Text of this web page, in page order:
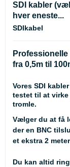
SDI kabler
hver eneste...
SDIkabel
fra 0,5m til
Vores SDI
testet til at
tromle.
Vælger du at få
der en BNC
et ekstra 2
Du kan altid